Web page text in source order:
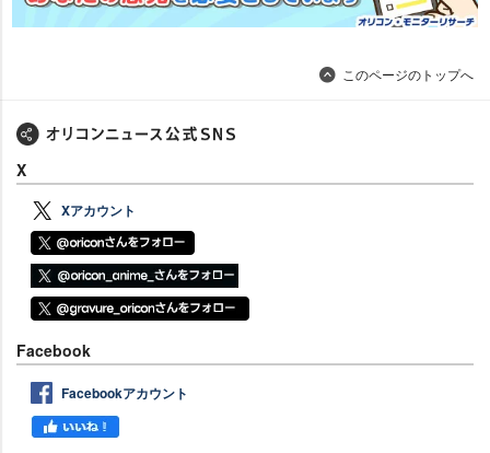
このページのトップへ
X
Xアカウント
Facebook
Facebookアカウント